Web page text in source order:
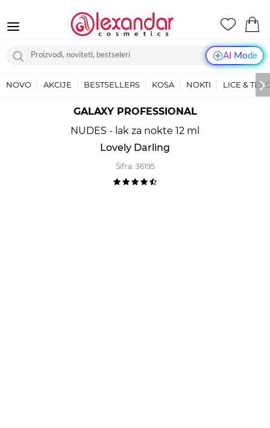
AI Mode
NOVO AKCIJE BESTSELLERS KOSA NOKTI LICE &
GALAXY PROFESSIONAL
NUDES - lak za nokte 12 ml
Lovely Darling
Šifra: 36195